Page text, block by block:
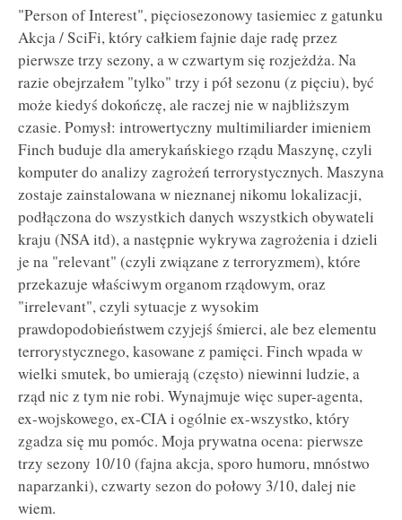
"Person of Interest", pięciosezonowy tasiemiec z gatunku
Akcja / SciFi, który całkiem fajnie daje radę przez
pierwsze trzy sezony, a w czwartym się rozjeżdża. Na
razie obejrzałem "tylko" trzy i pół sezonu (z pięciu), być
może kiedyś dokończę, ale raczej nie w najbliższym
czasie. Pomysł: introwertyczny multimiliarder imieniem
Finch buduje dla amerykańskiego rządu Maszynę, czyli
komputer do analizy zagrożeń terrorystycznych. Maszyna
zostaje zainstalowana w nieznanej nikomu lokalizacji,
podłączona do wszystkich danych wszystkich obywateli
kraju (NSA itd), a następnie wykrywa zagrożenia i dzieli
je na "relevant" (czyli związane z terroryzmem), które
przekazuje właściwym organom rządowym, oraz
"irrelevant", czyli sytuacje z wysokim
prawdopodobieństwem czyjejś śmierci, ale bez elementu
terrorystycznego, kasowane z pamięci. Finch wpada w
wielki smutek, bo umierają (często) niewinni ludzie, a
rząd nic z tym nie robi. Wynajmuje więc super-agenta,
ex-wojskowego, ex-CIA i ogólnie ex-wszystko, który
zgadza się mu pomóc. Moja prywatna ocena: pierwsze
trzy sezony 10/10 (fajna akcja, sporo humoru, mnóstwo
naparzanki), czwarty sezon do połowy 3/10, dalej nie
wiem.